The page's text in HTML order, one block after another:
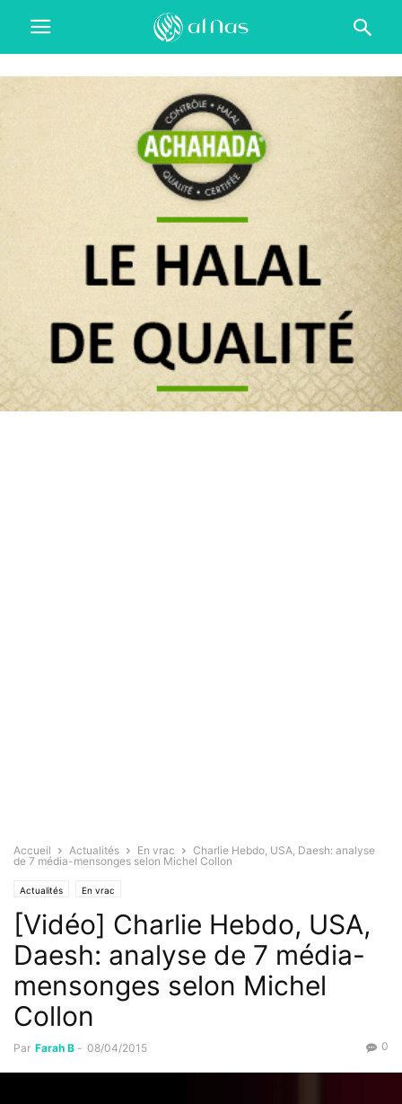
Accueil Actualités En vrac
Charlie Hebdo, USA, Daesh: analyse
de 7 média-mensonges selon Michel Collon
Actualités En vrac
[Vidéo] Charlie Hebdo, USA,
Daesh: analyse de 7 média-
mensonges selon Michel
Collon
Par Farah B - 08/04/2015 0